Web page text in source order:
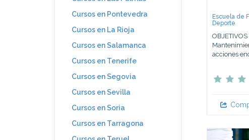
Cursos en Pontevedra
Cursos en La Rioja
Cursos en Salamanca
Cursos en Tenerife
Cursos en Segovia
Cursos en Sevilla
Cursos en Soria
Cursos en Tarragona
Escuela de
Deporte
acciones